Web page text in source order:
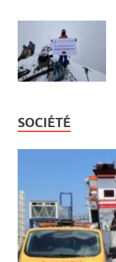
SOCIÉTÉ